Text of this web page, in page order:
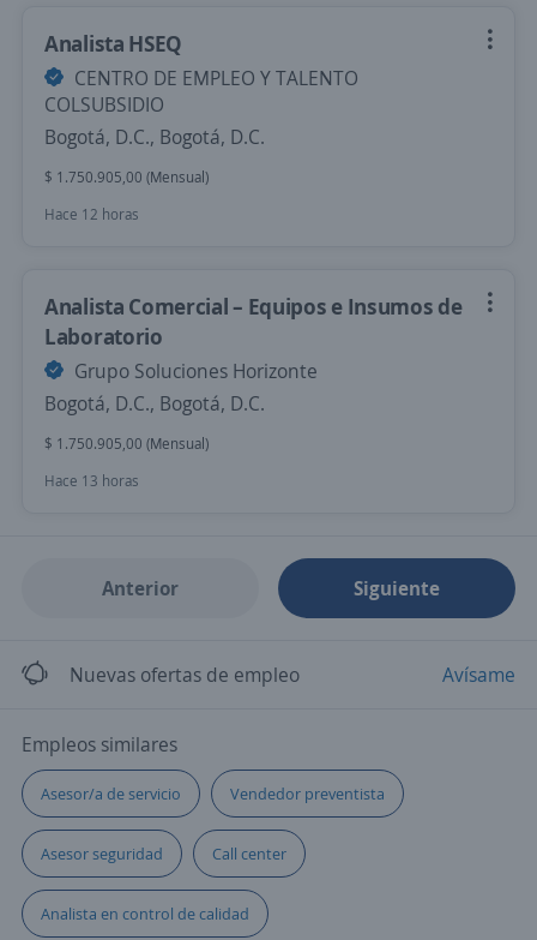
Analista HSEQ
CENTRO DE EMPLEO Y TALENTO
COLSUBSIDIO
Bogotá, D.C., Bogotá, D.C.
$ 1.750.905,00 (Mensual)
Hace 12 horas
Analista Comercial – Equipos e Insumos de
Laboratorio
Grupo Soluciones Horizonte
Bogotá, D.C., Bogotá, D.C.
$ 1.750.905,00 (Mensual)
Hace 13 horas
Anterior Siguiente
Nuevas ofertas de empleo Avísame
Empleos similares
Asesor/a de servicio Vendedor preventista
Asesor seguridad Call center
Analista en control de calidad